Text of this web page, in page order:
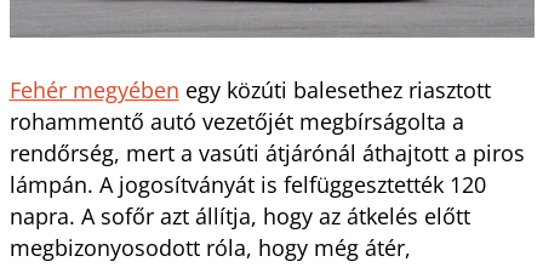
Fehér megyében egy közúti balesethez riasztott
rohammentő autó vezetőjét megbírságolta a
rendőrség, mert a vasúti átjárónál áthajtott a piros
lámpán. A jogosítványát is felfüggesztették 120
napra. A sofőr azt állítja, hogy az átkelés előtt
megbizonyosodott róla, hogy még átér,